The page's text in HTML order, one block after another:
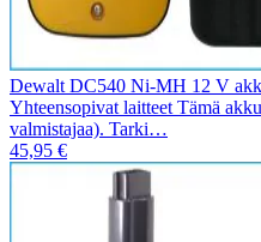
Dewalt DC540 Ni-MH 12 V
Yhteensopivat laitteet Tämä
valmistajaa). Tarki…
45,95 €